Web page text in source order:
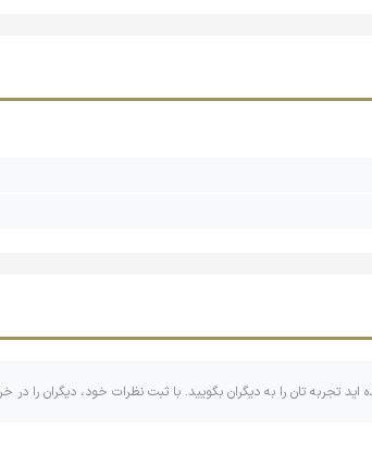
را که دارای ویژگی‌های مذکور می‌باشد را
صفحه پایه قرار داده و مکعب‌های تصویر را در
کند و در حفره مربوط به خود قرار دهد. این کار را
و تفاوت‌ها را نیز در کودک به صورت زیادی بالا
بلکه خارج از منزل هم می‌تواند ساعت‌ها با آن
تجربه تان را به دیگران بگویید. با ثبت نظرات خود، دیگران را در